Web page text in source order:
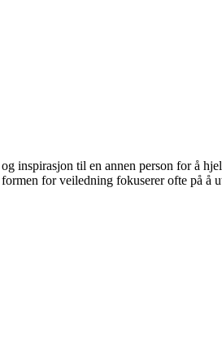
inspirasjon til en annen person for å
for veiledning fokuserer ofte på å